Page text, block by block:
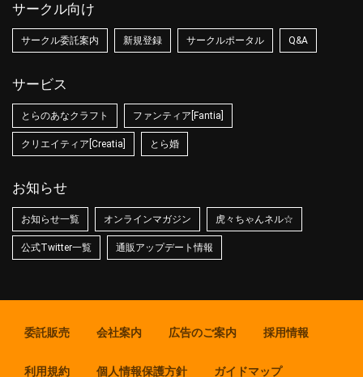
サークル向け
サークル委託案内 新規登録 サークルポータル Q&A
サービス
とらのあなクラフト ファンティア[Fantia]
クリエイティア[Creatia] とら婚
お知らせ
お知らせ一覧 オンラインマガジン 虎々ちゃんネル☆
公式Twitter一覧 通販アップデート情報
委託販売 会社案内 広告のご案内 採用情報
利用規約 個人情報保護方針 ガイドマップ